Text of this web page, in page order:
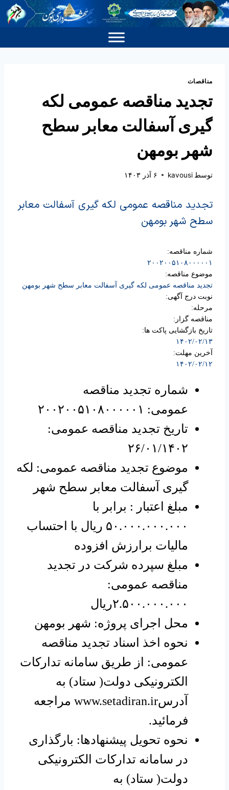
مناقصات
تجدید مناقصه عمومی لکه
گیری آسفالت معابر سطح
شهر بومهن
توسط kavousi ۶ آذر ۱۴۰۳
تجدید مناقصه عمومی لکه گیری آسفالت معابر
سطح شهر بومهن
شماره مناقصه:
۲۰۰۲۰۰۵۱۰۸۰۰۰۰۰۱
موضوع مناقصه:
تجدید مناقصه عمومی لکه گیری آسفالت معابر سطح شهر بومهن
نوبت درج آگهی:
مرحله:
مناقصه گزار:
تاریخ بازگشایی پاکت ها:
۱۴۰۲/۰۲/۱۳
آخرین مهلت:
۱۴۰۲/۰۲/۱۲
شماره تجدید مناقصه
عمومی: ۲۰۰۲۰۰۵۱۰۸۰۰۰۰۰۱
تاریخ تجدید مناقصه عمومی:
۲۶/۰۱/۱۴۰۲
موضوع تجدید مناقصه عمومی: لکه
گیری آسفالت معابر سطح شهر
مبلغ اعتبار : برابر با
۵۰.۰۰۰.۰۰۰.۰۰۰ ریال با احتساب
مالیات برارزش افزوده
مبلغ سپرده شرکت در تجدید
مناقصه عمومی:
۲.۵۰۰.۰۰۰.۰۰۰ریال
محل اجرای پروژه: شهر بومهن
نحوه اخذ اسناد تجدید مناقصه
عمومی: از طریق سامانه تدارکات
الکترونیکی دولت( ستاد) به
آدرسwww.setadiran.ir مراجعه
فرمائید.
نحوه تحویل پیشنهادها: بارگذاری
در سامانه تدارکات الکترونیکی
دولت( ستاد) به